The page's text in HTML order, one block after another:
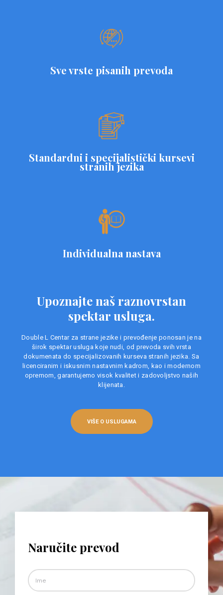
Sve vrste pisanih prevoda
Standardni i specijalistički kursevi
stranih jezika
Individualna nastava
Upoznajte naš raznovrstan
spektar usluga.
Double L Centar za strane jezike i prevođenje ponosan je na
širok spektar usluga koje nudi, od prevoda svih vrsta
dokumenata do specijalizovanih kurseva stranih jezika. Sa
licenciranim i iskusnim nastavnim kadrom, kao i modernom
opremom, garantujemo visok kvalitet i zadovoljstvo naših
klijenata.
VIŠE O USLUGAMA
Naručite prevod